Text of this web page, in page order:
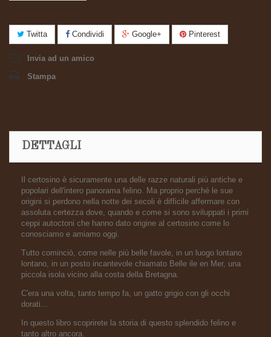
Twitta Condividi Google+ Pinterest
Invia ad un amico
Stampa
DETTAGLI
Il certosino è sicuramente una delle razze naturali più antiche e
popolari dell'intero panorama felino. Ma proprio perché le sue
origini si perdono nella notte dei secoli è difficile affermare con
assoluta certezza dove, quando e come si sono sviluppati i primi
ceppi autoctoni che hanno dato origine al certosino come lo
conosciamo e amiamo oggi.
Tutto cominciò, come nelle più belle favole, in un luogo lontano
lontano, in un posto incantevole chiamato Belle ile en Mer, una
piccola isola vicino alla costa della Bretagna.
C'era una volta, tanto tempo fa, un gatto grigio con gli occhi
dorati…
In questo libro scoprirete la storia di questo splendido felino e
tanto altro ancora.